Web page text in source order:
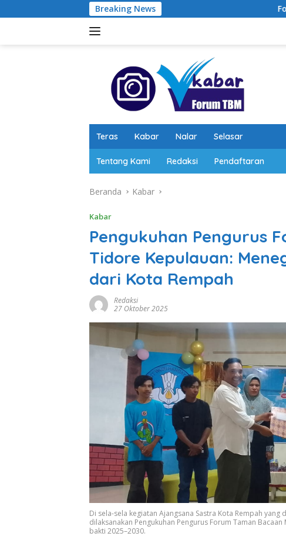
ke
Breaking News Forum TBM
Teras Kabar Nalar Selasar
Tentang Kami Redaksi Pendaftaran
Beranda Kabar
Kabar
Pengukuhan Pengurus
Tidore Kepulauan:
dari Kota Rempah
Redaksi
27 Oktober 2025
Di sela-sela kegiatan Ajangsana Sastra Kota Rempah
dilaksanakan Pengukuhan Pengurus Forum Taman
bakti 2025–2030.